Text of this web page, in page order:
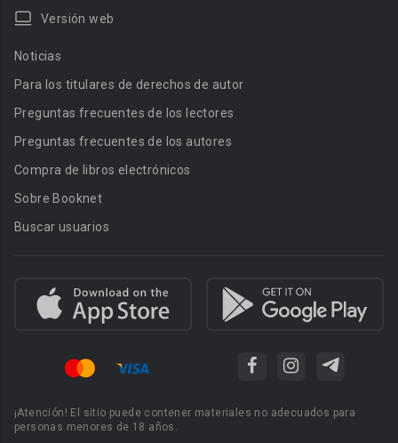
Versión web
Noticias
Para los titulares de derechos de autor
Preguntas frecuentes de los lectores
Preguntas frecuentes de los autores
Compra de libros electrónicos
Sobre Booknet
Buscar usuarios
¡Atención! El sitio puede contener materiales no adecuados para
personas menores de 18 años.